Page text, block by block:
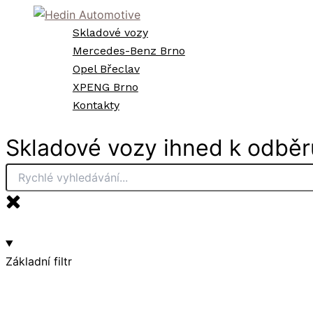
Přeskočit
Skladové vozy
Mercedes-Benz Brno
Opel Břeclav
XPENG Brno
Kontakty
Skladové vozy ihned k
Základní filtr